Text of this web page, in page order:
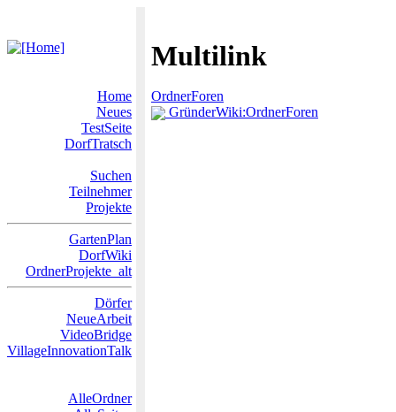
Multilink
Home
Neues
TestSeite
DorfTratsch
Suchen
Teilnehmer
Projekte
GartenPlan
DorfWiki
OrdnerProjekte_alt
Dörfer
NeueArbeit
VideoBridge
VillageInnovationTalk
AlleOrdner
OrdnerForen
GründerWiki:OrdnerForen